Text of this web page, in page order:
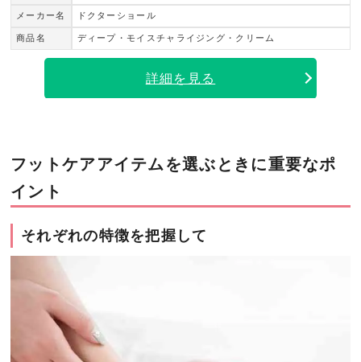
メーカー名
商品名
ドクターショール
ディープ・モイスチャライジング・クリーム
詳細を見る
フットケアアイテムを選ぶときに重要なポ
イント
それぞれの特徴を把握して